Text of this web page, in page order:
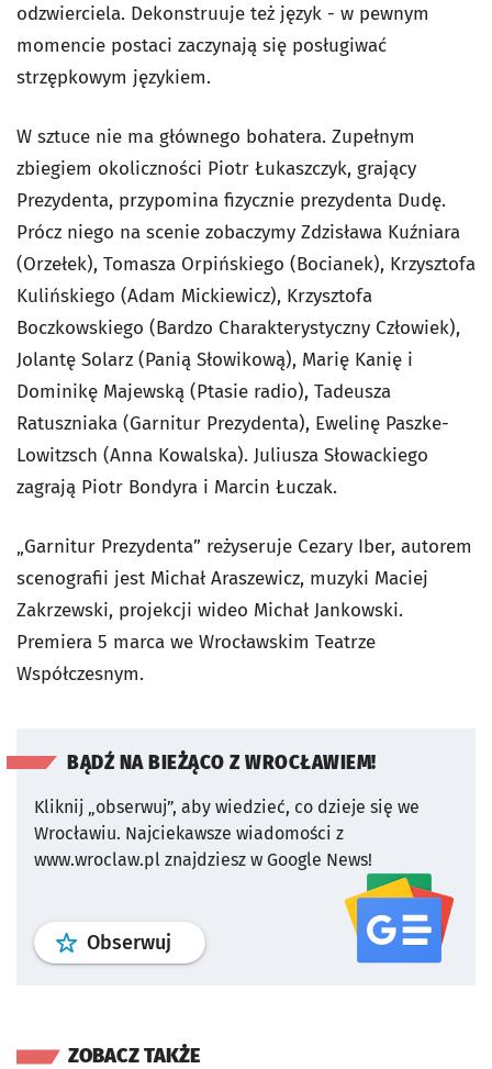
odzwierciela. Dekonstruuje też język - w pewnym
momencie postaci zaczynają się posługiwać
strzępkowym językiem.
W sztuce nie ma głównego bohatera. Zupełnym
zbiegiem okoliczności Piotr Łukaszczyk, grający
Prezydenta, przypomina fizycznie prezydenta Dudę.
Prócz niego na scenie zobaczymy Zdzisława Kuźniara
(Orzełek), Tomasza Orpińskiego (Bocianek), Krzysztofa
Kulińskiego (Adam Mickiewicz), Krzysztofa
Boczkowskiego (Bardzo Charakterystyczny Człowiek),
Jolantę Solarz (Panią Słowikową), Marię Kanię i
Dominikę Majewską (Ptasie radio), Tadeusza
Ratuszniaka (Garnitur Prezydenta), Ewelinę Paszke-
Lowitzsch (Anna Kowalska). Juliusza Słowackiego
zagrają Piotr Bondyra i Marcin Łuczak.
„Garnitur Prezydenta” reżyseruje Cezary Iber, autorem
scenografii jest Michał Araszewicz, muzyki Maciej
Zakrzewski, projekcji wideo Michał Jankowski.
Premiera 5 marca we Wrocławskim Teatrze
Współczesnym.
BĄDŹ NA BIEŻĄCO Z WROCŁAWIEM!
Kliknij „obserwuj”, aby wiedzieć, co dzieje się we
Wrocławiu. Najciekawsze wiadomości z
www.wroclaw.pl znajdziesz w Google News!
Obserwuj profil serwisu
ZOBACZ TAKŻE